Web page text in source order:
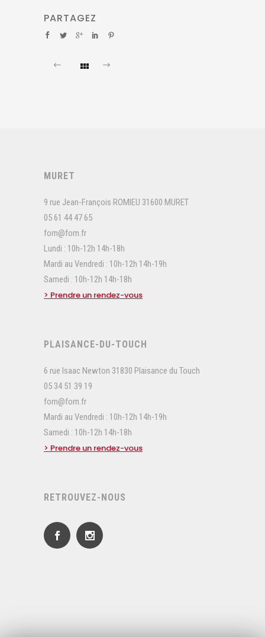
PARTAGEZ
MURET
9 rue Jean-François ROMIEU 31600 MURET
05 61 44 47 65
forn@forn.fr
Lundi : 10h-12h 14h-18h
Mardi au Vendredi : 10h-12h 14h-19h
Samedi : 10h-12h 14h-18h
> Prendre un rendez-vous
PLAISANCE-DU-TOUCH
6 rue Isaac Newton 31830 Plaisance du Touch
05 34 51 39 19
forn@forn.fr
Mardi au Vendredi : 10h-12h 14h-19h
Samedi : 10h-12h 14h-18h
> Prendre un rendez-vous
RETROUVEZ-NOUS